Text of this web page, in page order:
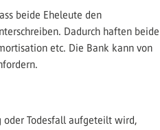
beide Eheleute den
Dadurch haften beide
etc. Die Bank kann von
oder Todesfall aufgeteilt wird,